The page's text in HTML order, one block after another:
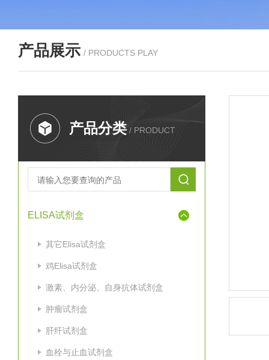
产品展示 / PRODUCTS PLAY
产品分类 / PRODUCT
ELISA试剂盒
其它Elisa试剂盒
鸡Elisa试剂盒
激素、内分泌、自身抗体试剂盒
肿瘤试剂盒
肝纤试剂盒
血栓与止血试剂盒